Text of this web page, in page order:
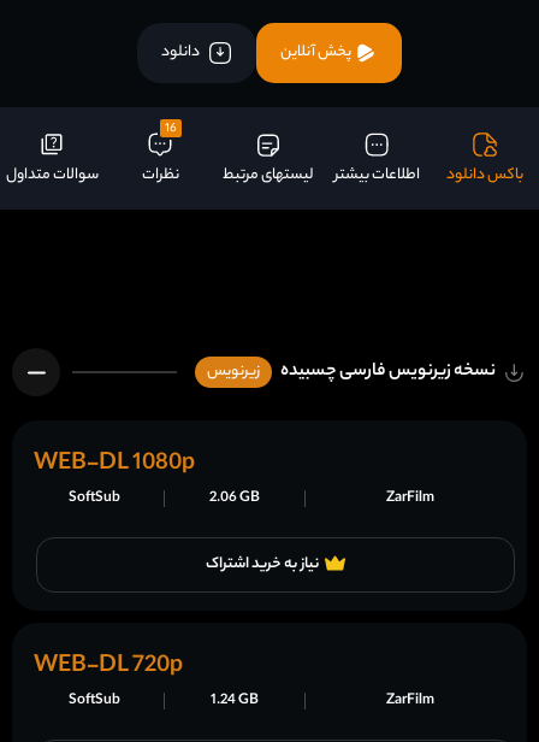
پخش آنلاین دانلود
باکس دانلود اطلاعات بیشتر لیستهای مرتبط
16
نظرات سوالات متداول
نسخه زیرنویس فارسی چسبیده زیرنویس
نیاز به خرید اشتراک
ZarFilm
2.06 GB
SoftSub
WEB-DL 1080p
ZarFilm
1.24 GB
SoftSub
WEB-DL 720p